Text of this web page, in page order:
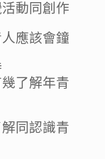
動同創作
應該會鐘
了解年青
同認識青